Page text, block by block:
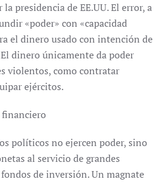
presidencia de EE.UU. El error, a
«poder» con «capacidad
el dinero usado con intención de
dinero únicamente da poder
violentos, como contratar
ejércitos.
financiero
políticos no ejercen poder, sino
al servicio de grandes
de inversión. Un magnate